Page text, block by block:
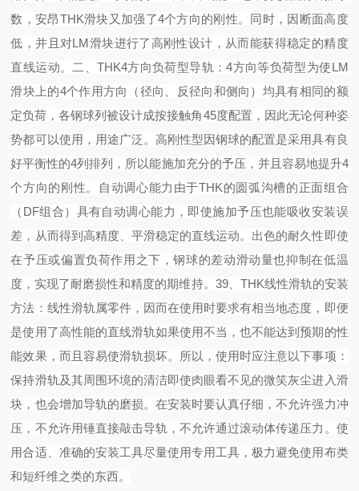
数，安昂THK滑块又加强了4个方向的刚性。同时，因断面高度
低，并且对LM滑块进行了高刚性设计，从而能获得稳定的精度
直线运动。
二、 THK4方向负荷型导轨：4方向等负荷型为使LM
滑块上的4个作用方向（径向、反径向和侧向）均具有相同的额
定负荷，各钢球列被设计成按接触角45度配置，因此无论何种姿
势都可以使用，用途广泛。 高刚性型因钢球的配置是采用具有良
好平衡性的4列排列，所以能施加充分的予压，并且容易地提升4
个方向的刚性。
自动调心能力 由于THK的圆弧沟槽的正面组合
（DF组合）具有自动调心能力，即使施加予压也能吸收安装误
差，从而得到高精度、平滑稳定的直线运动。 出色的耐久性即使
在予压或偏置负荷作用之下，钢球的差动滑动量也抑制在低温
度，实现了耐磨损性和精度的期维持。 39、 THK线性滑轨的安装
方法： 线性滑轨属零件，因而在使用时要求有相当地态度，即便
是使用了高性能的直线滑轨如果使用不当，也不能达到预期的性
能效果，而且容易使滑轨损坏。所以，使用时应注意以下事项：
保持滑轨及其周围环境的清洁即使肉眼看不见的微笑灰尘进入滑
块，也会增加导轨的磨损。 在安装时要认真仔细，不允许强力冲
压，不允许用锤直接敲击导轨，不允许通过滚动体传递压力。 使
用合适、准确的安装工具尽量使用专用工具，极力避免使用布类
和短纤维之类的东西。